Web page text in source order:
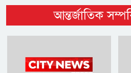
আন্তর্জাতিক